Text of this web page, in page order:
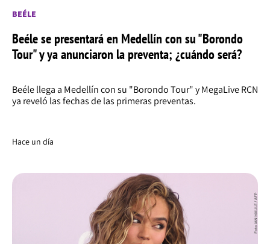
BEÉLE
Beéle se presentará en Medellín con su "Borondo
Tour" y ya anunciaron la preventa; ¿cuándo será?
Beéle llega a Medellín con su "Borondo Tour" y MegaLive RCN
ya reveló las fechas de las primeras preventas.
Hace un día